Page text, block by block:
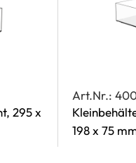
295 x
Art.Nr.:
198 x 75